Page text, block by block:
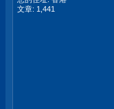
文章: 1,441